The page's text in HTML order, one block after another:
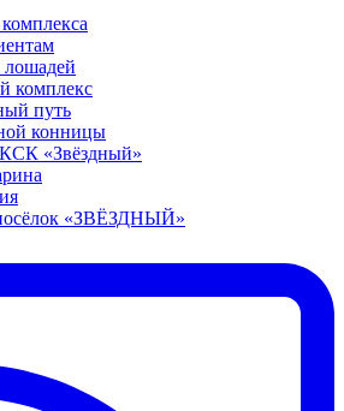
комплекс
путь
конницы
«Звёздный»
«ЗВЁЗДНЫЙ»